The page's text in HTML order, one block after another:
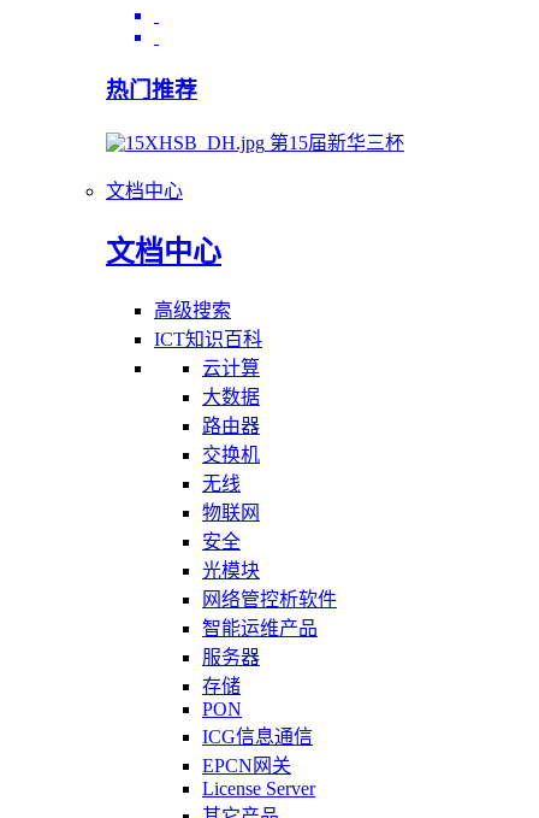
热门推荐
第15届新华三杯
文档中心
文档中心
高级搜索
ICT知识百科
云计算
大数据
路由器
交换机
无线
物联网
安全
光模块
网络管控析软件
智能运维产品
服务器
存储
PON
ICG信息通信
EPCN网关
License Server